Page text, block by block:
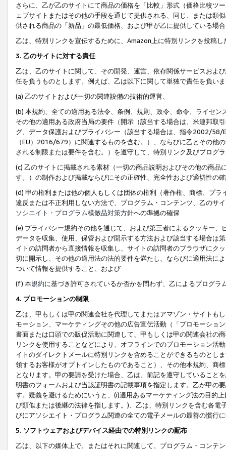
さらに、乙が乙のサイトにて商品の価格を「比較」形式（価格比較ツ
ェブサイトまたはその他の手段を通じて提供される、同じ、または類
供される商品の「新品」の最低価格、および甲が乙に提供している場
乙は、特別リンクを宣伝するために、Amazon上に特別リンクを投稿
3. 乙のサイトに対する責任
乙は、乙のサイトに関して、その開発、運営、依存関係サービスおよ
任を負うものとします。例えば、乙は以下に関して単独で責任を負い
(a) 乙のサイトおよび一切の関連設備の技術的運営、
(b) 本規約、全ての適用ある法令、条例、規則、政令、命令、ライセ
その他の適用ある政府当局の要件（開示（該当する場合は、米連邦取
グ、データ保護およびプライバシー（該当する場合は、指令2002/58/
（EU）2016/679）に関連するものを含む。）、ならびに乙とその他
される制限または要件を含む。）を遵守して、特別リンク及びプログ
(c) 乙のサイトに掲載される素材（一切の商品説明およびその他の商
す。）の制作および掲載ならびにその正確性、完全性および適切性の
(d) 甲の権利または他の個人もしくは団体の権利（著作権、商標、プ
違反または不正利用しない方法で、プログラム・コンテンツ、乙のサ
ソシエイト・プログラム模倣品対策方針への準拠の確保
(e) プライバシー規約その他を通じて、および第三者によるクッキー
データを収集、使用、保管および開示する方法および該当する場合は
イトの訪問者から直接情報を収集し、サイトの訪問者のブラウザにク
切に開示し、その他の適用法の法的要件を満たし、ならびに適用法に
ついて情報を提供すること、および
(f) 本規約に基づき許可されているか否かを問わず、乙によるプログ
4. プロモーションの制限
乙は、甲もしくは甲の関連会社を代理してまたはアマゾン・サイトも
モーション、マーケティングその他の広告宣伝活動（「プロモーショ
書面または口頭での販促活動に関連して、甲もしくは甲の関連会社の
リンクを使用することなどにより、オフラインでのプロモーション活
イトのダイレクトメールに特別リンクを含めることができるものとし
領するお客様がオプトインしたものであること）、その他本規約、商
となります。甲の要請を受けた場合、乙は、前記を遵守していること
明書のフォームおよび当該証明書の記載事項を指定します。乙が甲の
す。疑義を避けるためにいうと、(i)適用あるマーケティング法の目的
び類似または後継の法律を指します。)、乙は、特別リンクを含む各
びにアソシエイト・プログラム関連の全ての電子メールの最善の慣行
5. ソフトウェアおよびデバイス経由での特別リンクの配布
乙は、以下の媒体上で、またはそれに関連して、プログラム・コンテ